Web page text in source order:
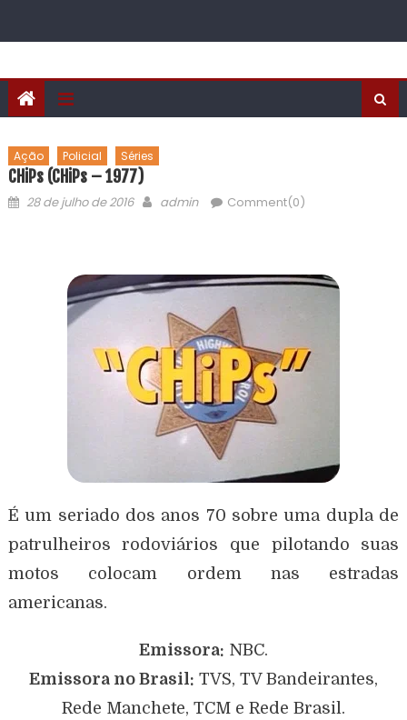
Ação Policial Séries
CHiPs (CHiPs – 1977)
28 de julho de 2016 admin Comment(0)
É um seriado dos anos 70 sobre uma dupla de
patrulheiros rodoviários que pilotando suas
motos colocam ordem nas estradas
americanas.
Emissora: NBC.
Emissora no Brasil: TVS, TV Bandeirantes,
Rede Manchete, TCM e Rede Brasil.